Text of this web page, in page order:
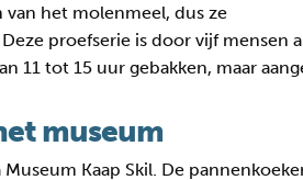
het molenmeel, dus ze
proefserie is door vijf
11 tot 15 uur gebakken, maar
museum
Kaap Skil. De